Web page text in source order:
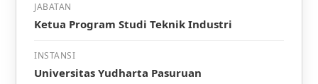
JABATAN
Ketua Program Studi Teknik Industri
INSTANSI
Universitas Yudharta Pasuruan